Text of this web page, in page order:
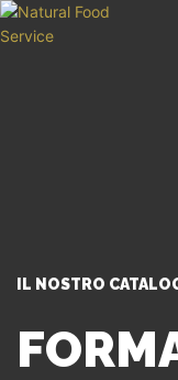
IL NOSTRO